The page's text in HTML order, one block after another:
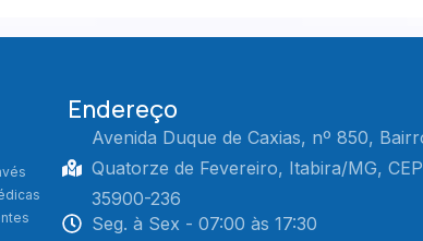
Endereço
Avenida Duque de Caxias, nº 850,
Quatorze de Fevereiro, Itabira/MG,
35900-236
Seg. à Sex - 07:00 às 17:30